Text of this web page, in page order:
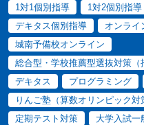
1対1個別指導 1対2個別指導
デキタス個別指導
オンライ
城南予備校オンライン
総合型・学校推薦型選抜対策（
デキタス
プログラミング
りんご塾（算数オリンピック対
定期テスト対策
大学入試一